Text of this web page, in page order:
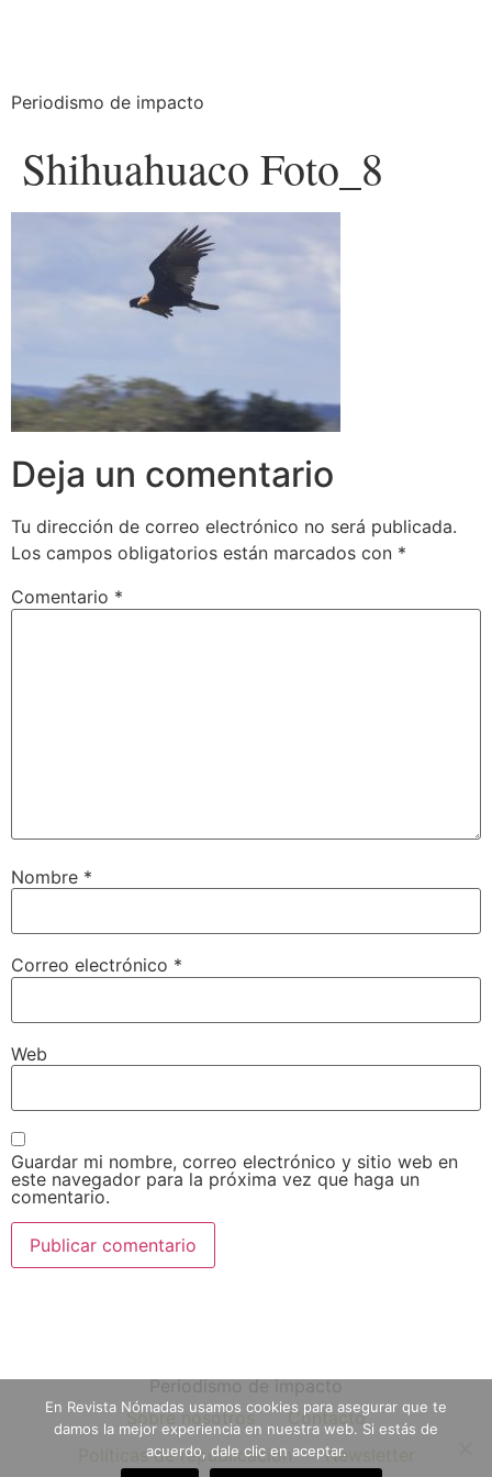
Periodismo de impacto
Shihuahuaco Foto_8
Deja un comentario
Tu dirección de correo electrónico no será publicada.
Los campos obligatorios están marcados con *
Comentario *
Nombre *
Correo electrónico *
Web
Guardar mi nombre, correo electrónico y sitio web en
este navegador para la próxima vez que haga un
comentario.
Periodismo de impacto
Sobre nosotros
Contacto
Políticas de republicación
Newsletter
En Revista Nómadas usamos cookies para asegurar que te
damos la mejor experiencia en nuestra web. Si estás de
acuerdo, dale clic en aceptar.